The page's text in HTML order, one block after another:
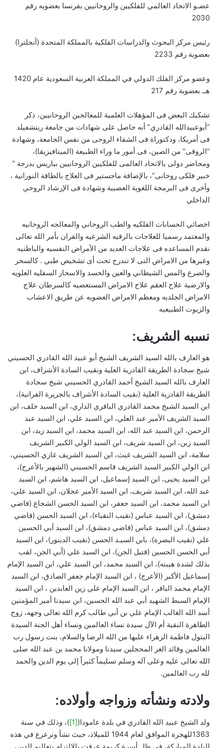
عضـو الاتحاد العالمي للفلكيين والروحانيين بفرنسا بعضويه رقم
2030
رئيس مركز البحوث والدراسات الفلكية بالمملكة المتحدة (أنجلترا)
بعضوية رقم 2233
وعضو مركز الفلك الدولي في المملكة العربية السعودية عام 1420
هــ بعضوية رقم 217
تشكيك البعض فى المؤهلات العلمية للمعالجين الروحانيين، ذكر
“أبوعبيدالله القادري” أنه حاصل على شهادات من جامعة ريتشفيلد
فى أمريكا، ودكتوراة فى الشفاء الروحى من نفس الجامعة، وشهادة
“الروقى” من الصين، فى أمور ما وراء الطبيعة (الميتافيزيقا)،
ومحاضر دولى بالاتحاد العالمى للفلكيين الروحانيين بباريس بدرجة “
خبير فلكى روحانى”، بالإضافة ماجستير فى العلاج بالطاقة النورانية ،
وأخرى فى البرمجة اللغوية العصبية وشهادة فى الإرشاد الروحي
الداخلي
اخصائي الحسابات الفلكيه والطب الروحاني والمعالجه الروحانيه
والمعتمد رسميا للعلاجات بالرقيه الشرعيه والقران بأمر الله تعالى
نقدم المساعده فى علاجات العديد من الأمراض النفسيه والباطنيه
وغيرها من الامراض التى لا تندرج تحت أى تشخيص طبي . كالسحر
والصرع والمس الشيطاني والعين والحسد والاسحار السفليه العلويه
والارضية علاج العقم علاج الامراض المستعصيه كالسرطان علاج
الامراض الجلديه ومعظم الامراض العضويه عن طريق الاعشاب
والزيوت الطبيعيه
نسبه الشريف:
هو العارف بالله السيد الشريف الشيخ أبو عبيد الله القادري الحسيني
شيخ سجادة الطريقة القادرية العلية ونقيب السادة الأشراف، ابن
العارف بالله السيد الشيخ أحمد القادري الحسيني شيخ سجادة
الطريقة القادرية العلية (نقيب السادة الأشراف بالجزيرة الفراتية)،
ابن السيد الشيخ محمد القادري الباقري الداري، ابن السيد خلف، ابن
السيد الشريف الأمير عبد العلي، ابن السيد علي، ابن السيد عبد
الرحمن، ابن السيد عبد الله، ابن السيد محمد، ابن السيد زيد، ابن
السيد زين، ابن السيد شريف، ابن السيد الولي الكبير الشريف
سلامة، ابن السيد الشريف غيث، ابن السيد الشريف غازي الحسيني،
ابن الولي الكبير السيد الشريف قاسم الحسيني (الشهير بالأعرج)،
ابن السيد يحيى، ابن السيد إسماعيل، ابن السيد هاشم، ابن السيد
عبد الله، ابن السيد شريف، ابن السيد الأمير عجلان، ابن السيد علي،
ابن السيد محمد، ابن السيد جعفر، ابن السيد الحسن الشجاع (قاضي
دمشق)، ابن السيد عباس (نقيب النقباء)، ابن السيد الحسن (قاضي
دمشق)، ابن السيد عباس (قاضي دمشق)، ابن السيد أبي الحسين
علي (نقيب البصرة)، بابن السيـد الحسن (نقيب الدينور)، ابن السيد
أبي الحسن الحسين (قتيل الجن)، ابن السيد علي (أبي الجن، لقب
بذلك لشدة هيبته)، ابن السيد محمد، ابن السيد علي، ابن السيد الإمام
إسماعيل الأكبر (الأعرج) ، ابن السيد الإمام جعفر الصادق، ابن السيد
الإمام محمد الباقر ، ابن السيد الإمام علي زين العابدين ، ابن السيد
الإمام السبط الشهيد أبي عبد الله الحسين، ابن سيدنا أمير المؤمنين
أسد الله الغالب الإمام علي بن أبي طالب كرم الله تعالى وجهه، زوج
الطاهرة النقية أم الآل سيدة نساء العالمين ونساء أهل الجنة السيدة
البتول فاطمة الزهراء عليها من الله الرضا والسلام، بنت رسول رب
العالمين وقائد الغر المحجلين سيدنا ومولانا محمد بن عبد الله صلى
الله تعالى عليه وعلى آله وسلم تسليماً كثيراً إلى يوم الدين والحمد
لله رب العالمين.
ولادته ونشأته وزواجه وأولاده:
ولد الشيخ عبيد الله القادري في بلدة عامودا([1]
)، وذلك في سنة
1363للهجرة الموافق لعام 1944 للميلاد، حيث نشأ وترعرع في هذه